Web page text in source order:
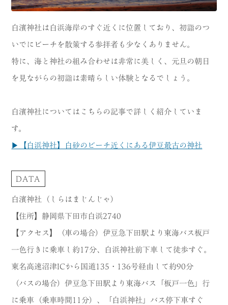
白濱神社は白浜海岸のすぐ近くに位置しており、初詣のつ
いでにビーチを散策する参拝者も少なくありません。
特に、海と神社の組み合わせは非常に美しく、元旦の朝日
を見ながらの初詣は素晴らしい体験となるでしょう。
白濱神社についてはこちらの記事で詳しく紹介していま
す。
▶【白浜神社】白砂のビーチ近くにある伊豆最古の神社
DATA
白濱神社（しらはまじんじゃ）
【住所】静岡県下田市白浜2740
【アクセス】（車の場合）伊豆急下田駅より東海バス板戸
一色行きに乗車し約17分、白浜神社前下車して徒歩すぐ。
東名高速沼津ICから国道135・136号経由して約90分
（バスの場合）伊豆急下田駅より東海バス「板戸一色」行
に乗車（乗車時間11分）、「白浜神社」バス停下車すぐ